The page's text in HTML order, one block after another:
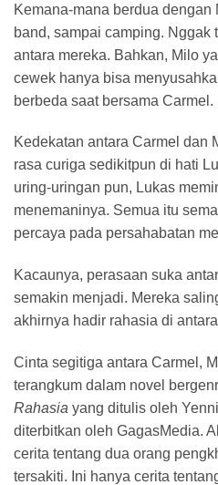
Kemana-mana berdua dengan
band, sampai camping. Nggak
antara mereka. Bahkan, Milo
cewek hanya bisa
berbeda saat bersama Carmel.
Kedekatan antara Carmel dan
rasa curiga sedikitpun di hati
uring-uringan pun, Lukas
menemaninya. Semua itu
percaya pada persahabatan
Kacaunya, perasaan suka
semakin menjadi. Mereka
akhirnya hadir rahasia di
Cinta segitiga antara Carmel,
terangkum dalam novel
Rahasia yang ditulis oleh
diterbitkan oleh GagasMedia.
cerita tentang dua orang
tersakiti. Ini hanya cerita